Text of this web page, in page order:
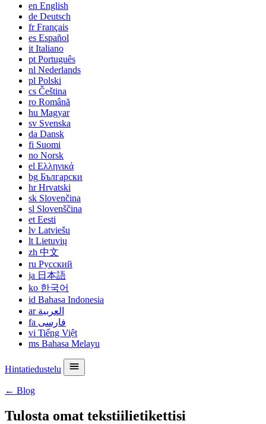
en English
de Deutsch
frFrançais
es Español
it Italiano
pt Português
nl Nederlands
pl Polski
cs Čeština
ro Română
hu Magyar
sv Svenska
da Dansk
fi Suomi
no Norsk
el Ελληνικά
bg Български
hrHrvatski
sk Slovenčina
sl Slovenščina
et Eesti
lv Latviešu
lt Lietuvių
zh 中文
ru Русский
ja 日本語
ko 한국어
id Bahasa Indonesia
ar العربية
fa فارسی
vi Tiếng Việt
ms Bahasa Melayu
Hintatiedustelu
← Blog
Tulosta omat tekstiilietikettisi